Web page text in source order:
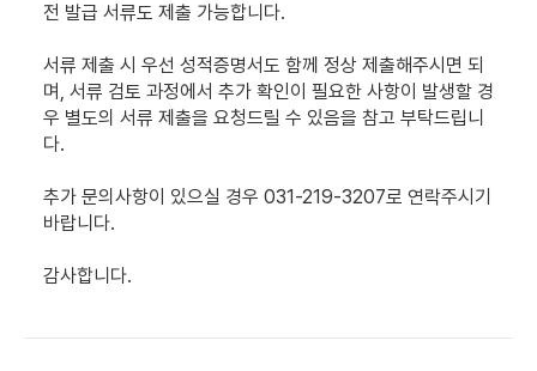
전 발급 서류도 제출 가능합니다.
서류 제출 시 우선 성적증명서도 함께 정상 제출해주시면 되
며, 서류 검토 과정에서 추가 확인이 필요한 사항이 발생할 경
우 별도의 서류 제출을 요청드릴 수 있음을 참고 부탁드립니
다.
추가 문의사항이 있으실 경우 031-219-3207로 연락주시기
바랍니다.
감사합니다.